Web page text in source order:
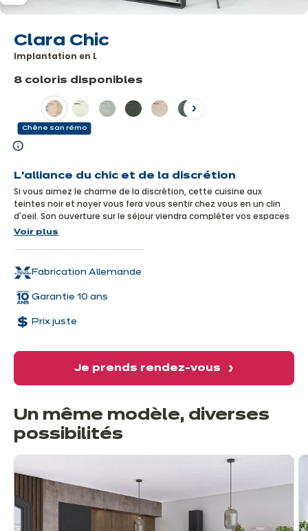
Clara Chic
Implantation en L
En
plus
8 coloris disponibles
Précédent
L'alliance du chic et de la discrétion
Si vous aimez le charme de la discrétion, cette cuisine aux
teintes noir et noyer vous fera vous sentir chez vous en un clin
d'oeil. Son ouverture sur le séjour viendra compléter vos espaces
de vie avec modernité et desgn.
Voir plus
Fabrication Allemande
Garantie 10 ans
Prix juste
Je prends rendez-vous
Un même modèle, diverses
possibilités
Chêne san rémo